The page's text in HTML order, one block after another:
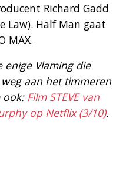
Richard Gadd
Law). Half Man gaat
MAX.
enige Vlaming die
aan het timmeren
ook: Film STEVE van
op Netflix (3/10).